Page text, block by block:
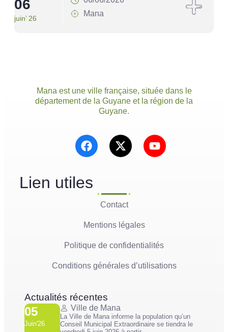
06
juin’ 26
Mana
Mana est une ville française, située dans le
département de la Guyane et la région de la
Guyane.
Lien utiles
Contact
Mentions légales
Politique de confidentialités
Conditions générales d’utilisations
Actualités récentes
05
Juin'26
Ville de Mana
La Ville de Mana informe la population qu’un
Conseil Municipal Extraordinaire se tiendra le